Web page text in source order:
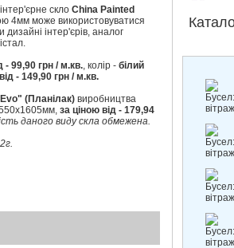
скло China Painted
4мм може використовуватися
інтер'єрів, аналог
- 99,90 грн / м.кв., колір - білий
- 149,90 грн / м.кв.
(Планілак) виробництва
за ціною від - 179,94
даного виду скла обмежена.